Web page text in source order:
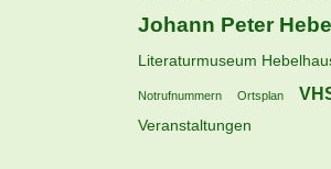
Johann Peter Hebel
Literaturmuseum
Notrufnummern Ortsplan
Veranstaltungen